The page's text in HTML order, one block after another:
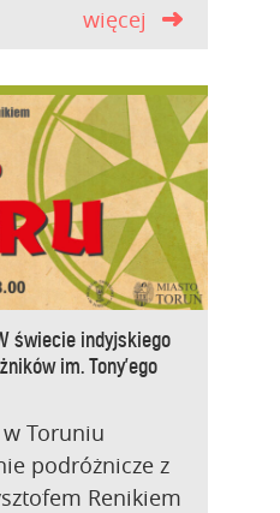
więcej
świecie indyjskiego
im. Tony’ego
Toruniu
podróżnicze z
Renikiem